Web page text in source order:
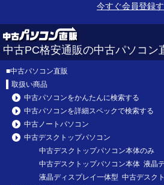
今すぐ会員登録
中古PC格安通販の中古パソコン
■中古パソコン直販
取扱い商品
中古パソコンをかんたんに検索する
中古パソコンを詳細スペックで検索する
中古ノートパソコン
中古デスクトップパソコン
中古デスクトップパソコン本体のみ
中古デスクトップパソコン本体 液晶
液晶ディスプレイ一体型 中古デスク